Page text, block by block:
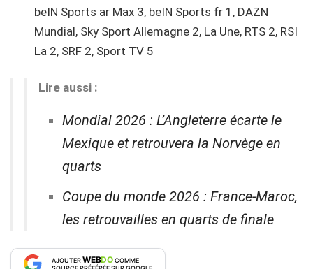
beIN Sports ar Max 3, beIN Sports fr 1, DAZN
Mundial, Sky Sport Allemagne 2, La Une, RTS 2, RSI
La 2, SRF 2, Sport TV 5
Lire aussi :
Mondial 2026 : L’Angleterre écarte le
Mexique et retrouvera la Norvège en
quarts
Coupe du monde 2026 : France-Maroc,
les retrouvailles en quarts de finale
AJOUTERWEBDOCOMME